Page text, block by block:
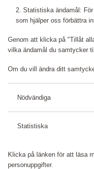
med ett
underbara ljusaccenter.
Statistiska ändamål:
som hjälper oss förbättra
Genom att klicka på "Tillåt
vilka ändamål du samtycker
Om du vill ändra ditt
Nödvändiga
Statistiska
Klicka på länken för att läsa
personuppgifter.